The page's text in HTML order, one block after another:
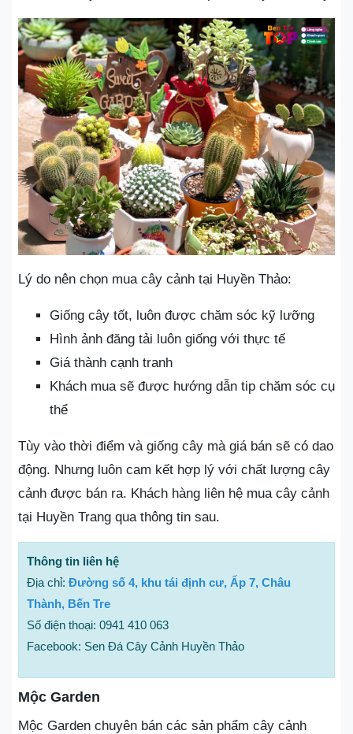
Lý do nên chọn mua cây cảnh tại Huyền Thảo:
Giống cây tốt, luôn được chăm sóc kỹ lưỡng
Hình ảnh đăng tải luôn giống với thực tế
Giá thành cạnh tranh
Khách mua sẽ được hướng dẫn tip chăm sóc cụ
thể
Tùy vào thời điểm và giống cây mà giá bán sẽ có dao
động. Nhưng luôn cam kết hợp lý với chất lượng cây
cảnh được bán ra. Khách hàng liên hệ mua cây cảnh
tại Huyền Trang qua thông tin sau.
Thông tin liên hệ
Địa chỉ: Đường số 4, khu tái định cư, Ấp 7, Châu
Thành, Bến Tre
Số điện thoại: 0941 410 063
Facebook: Sen Đá Cây Cảnh Huyền Thảo
Mộc Garden
Mộc Garden chuyên bán các sản phẩm cây cảnh